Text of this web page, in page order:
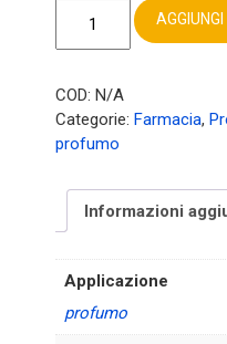
Pharma
profumo
uomo
quantità
COD: N/A
Categorie: Farmacia,
profumo
Informazioni
Applicazione
profumo